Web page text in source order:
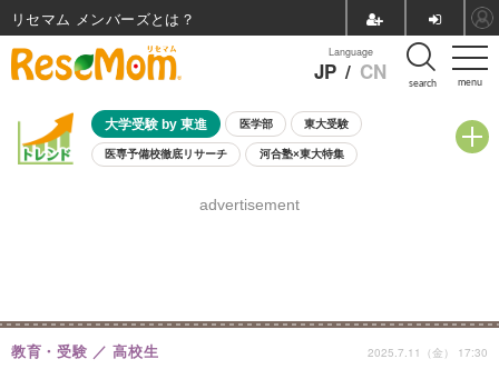
menu
Language
JP / CN search
大学受験 by 東進 医学部 東大受験
医専予備校徹底リサーチ 河合塾×東大特集
8月開催学校説明会・相談会
advertisement
教育・受験 高校生 2025.7.11（金） 17:30
リセマム メンバーズ